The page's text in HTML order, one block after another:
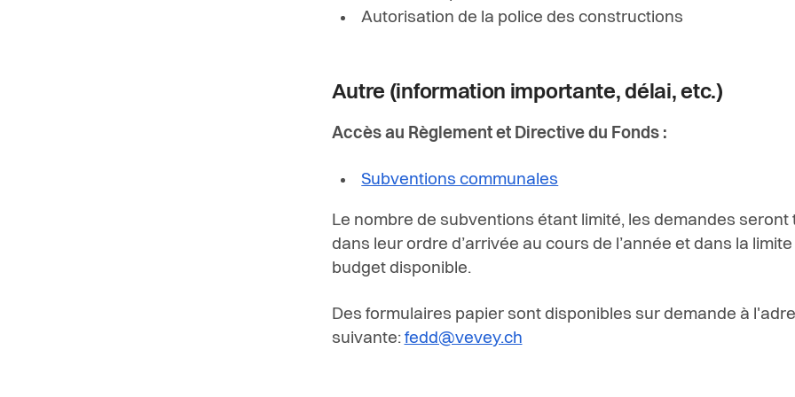
Autorisation de la police des constructions
Autre (information importante, délai, etc.)
Accès au Règlement et Directive du Fonds :
Subventions communales
Le nombre de subventions étant limité, les demandes seront
dans leur ordre d’arrivée au cours de l’année et dans la limite
budget disponible.
Des formulaires papier sont disponibles sur demande à
suivante: fedd@vevey.ch